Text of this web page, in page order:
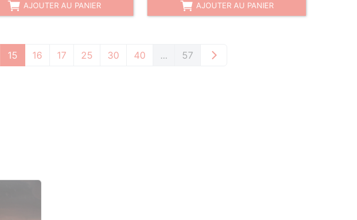
AJOUTER AU PANIER AJOUTER AU PANIER
15 16 17 25 30 40 ... 57